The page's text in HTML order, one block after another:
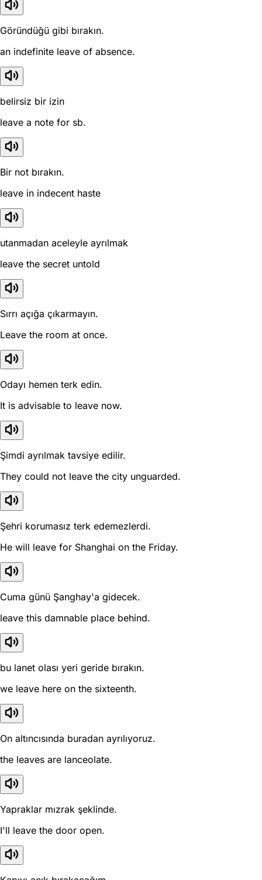
Göründüğü gibi bırakın.
an indefinite leave of absence.
belirsiz bir izin
leave a note for sb.
Bir not bırakın.
leave in indecent haste
utanmadan aceleyle ayrılmak
leave the secret untold
Sırrı açığa çıkarmayın.
Leave the room at once.
Odayı hemen terk edin.
It is advisable to leave now.
Şimdi ayrılmak tavsiye edilir.
They could not leave the city unguarded.
Şehri korumasız terk edemezlerdi.
He will leave for Shanghai on the Friday.
Cuma günü Şanghay'a gidecek.
leave this damnable place behind.
bu lanet olası yeri geride bırakın.
we leave here on the sixteenth.
On altıncısında buradan ayrılıyoruz.
the leaves are lanceolate.
Yapraklar mızrak şeklinde.
I'll leave the door open.